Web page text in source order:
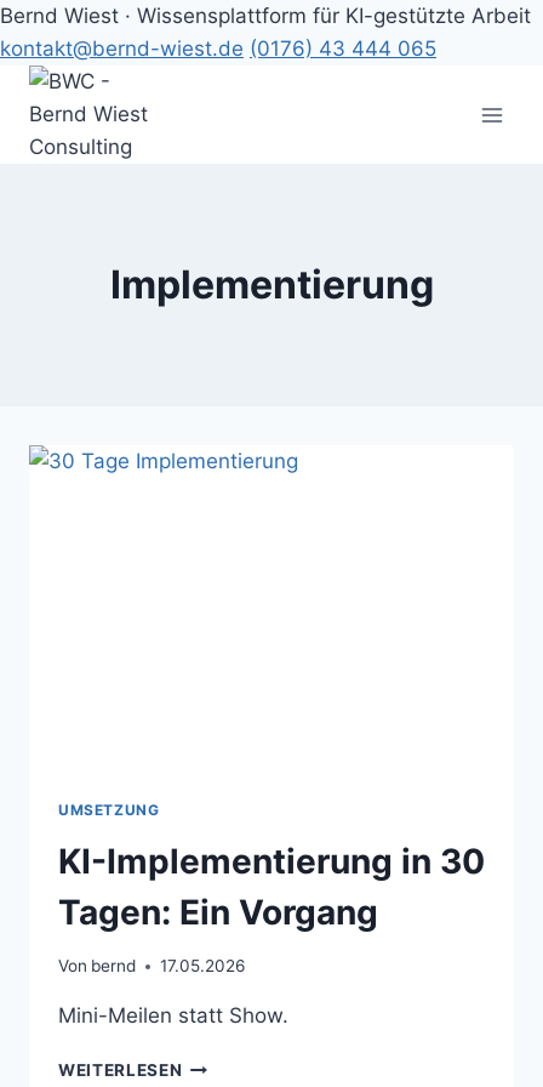
Bernd Wiest · Wissensplattform für KI-gestützte Arbeit
kontakt@bernd-wiest.de (0176) 43 444 065
Zum
Inhalt
springen
Implementierung
UMSETZUNG
KI-Implementierung in 30
Tagen: Ein Vorgang
Von bernd 17.05.2026
Mini-Meilen statt Show.
WEITERLESEN KI-